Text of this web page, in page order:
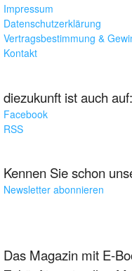
Impressum
Datenschutzerklärung
Vertragsbestimmung &
Kontakt
diezukunft ist auch auf:
Facebook
RSS
Kennen Sie schon
Newsletter abonnieren
Das Magazin mit E-